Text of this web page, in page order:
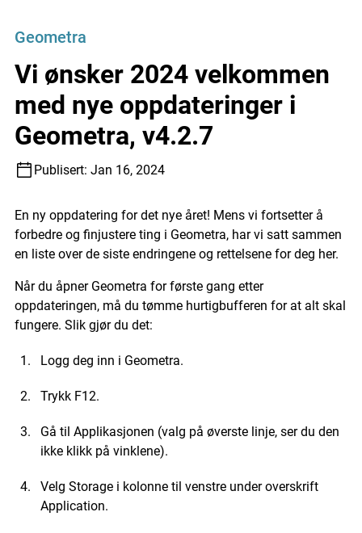
Geometra
Vi ønsker 2024 velkommen
med nye oppdateringer i
Geometra, v4.2.7
Publisert: Jan 16, 2024
En ny oppdatering for det nye året! Mens vi fortsetter å
forbedre og finjustere ting i Geometra, har vi satt sammen
en liste over de siste endringene og rettelsene for deg her.
Når du åpner Geometra for første gang etter
oppdateringen, må du tømme hurtigbufferen for at alt skal
fungere. Slik gjør du det:
Logg deg inn i Geometra.
Trykk F12.
Gå til Applikasjonen (valg på øverste linje, ser du den
ikke klikk på vinklene).
Velg Storage i kolonne til venstre under overskrift
Application.